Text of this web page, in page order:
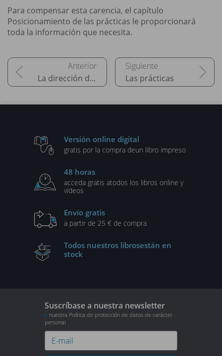
Para compensar esta carencia, el capítulo
Posicionamiento de las prácticas le proporcionará
toda la información que necesita.
La dirección de la gestión de servicios Las prácticas
Versión online digital
gratis por la compra deun libro impreso
48 horas
acceda gratis atodos los libros online y
vídeos
Envío gratis
a partir de 25 € de compra
Todos nuestros librosestán en
stock
Suscríbase a nuestra newsletter
nuestra Política de protección de datos de carácter
personal